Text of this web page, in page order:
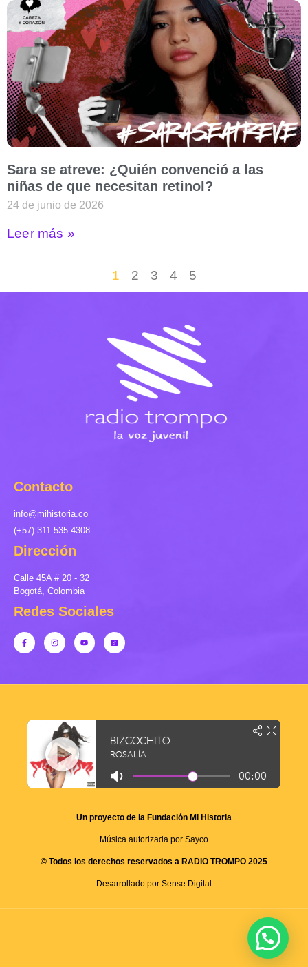
Sara se atreve: ¿Quién convenció a las
niñas de que necesitan retinol?
24 de junio de 2026
Leer más »
1 2 3 4 5
Contacto
info@mihistoria.co
(+57) 311 535 4308
Dirección
Calle 45A # 20 - 32
Bogotá, Colombia
Redes Sociales
Un proyecto de la Fundación Mi Historia
Música autorizada por Sayco
© Todos los derechos reservados a RADIO TROMPO 2025
Desarrollado por Sense Digital